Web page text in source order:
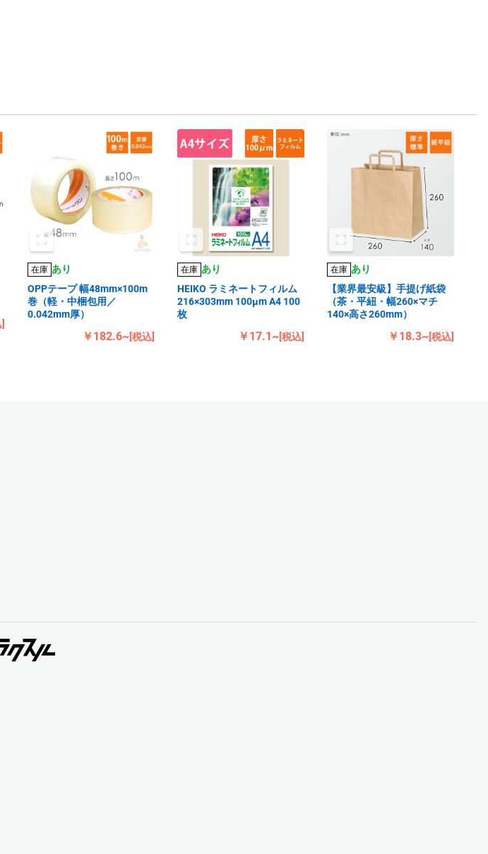
在庫 あり
OPPテープ 幅48mm×100m
巻（軽・中梱包用／
0.042mm厚）
￥182.6~[税込]
在庫 あり
HEIKO ラミネートフィルム
216×303mm 100μm A4 100
枚
￥17.1~[税込]
在庫 あり
【業界最安級】手提げ紙袋
（茶・平紐・幅260×マチ
140×高さ260mm）
￥18.3~[税込]